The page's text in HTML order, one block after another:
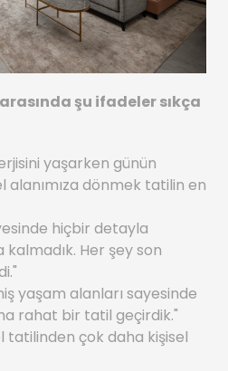
şu ifadeler sıkça
yaşarken günün
alanımıza dönmek tatilin en
hiçbir detayla
Her şey son
yaşam alanları sayesinde
rahat bir tatil geçirdik."
tatilinden çok daha kişisel